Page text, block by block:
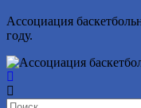
Ассоциация
году.